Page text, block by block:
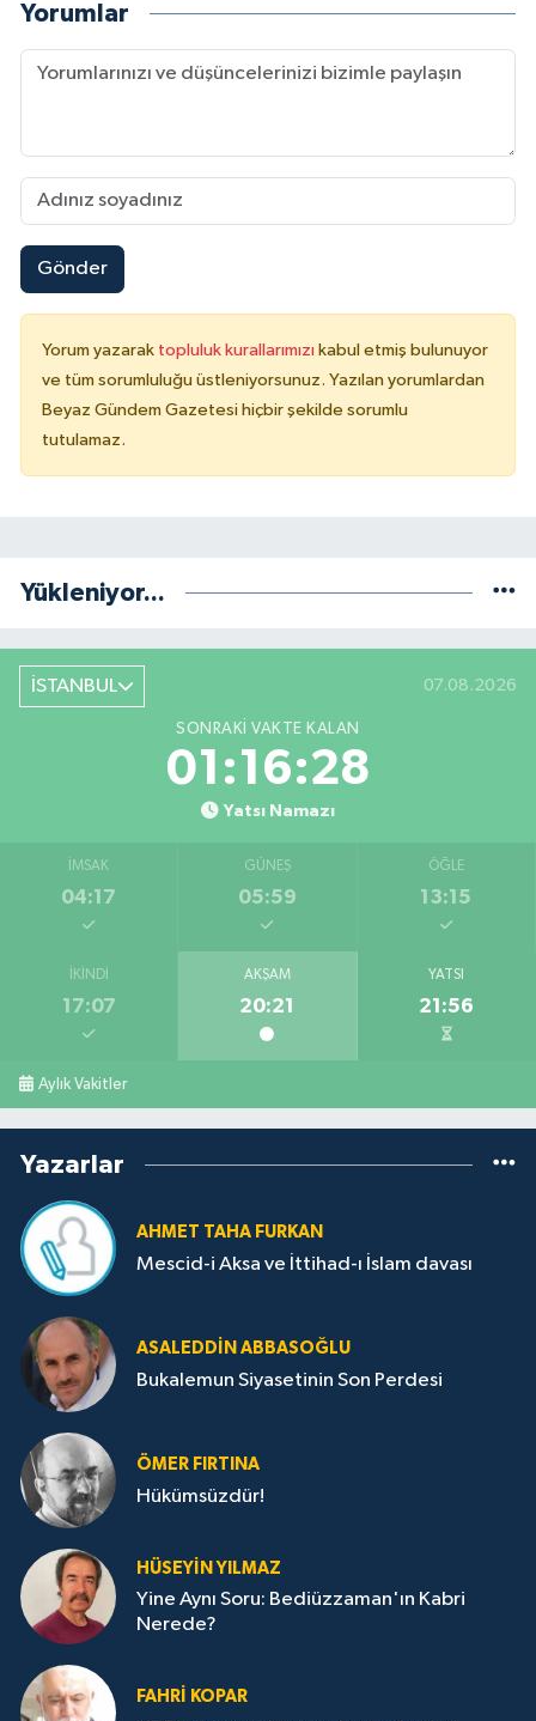
Yorumlar
Gönder
Yorum yazarak topluluk kurallarımızı kabul etmiş bulunuyor
ve tüm sorumluluğu üstleniyorsunuz. Yazılan yorumlardan
Beyaz Gündem Gazetesi hiçbir şekilde sorumlu
tutulamaz.
Yükleniyor...
İSTANBUL 07.08.2026
SONRAKI VAKTE KALAN
01:16:28
Yatsı Namazı
İMSAK
04:17
GÜNEŞ
05:59
ÖĞLE
13:15
İKINDI
17:07
AKŞAM
20:21
YATSI
21:56
Aylık Vakitler
Yazarlar
AHMET TAHA FURKAN
Mescid-i Aksa ve İttihad-ı İslam davası
ASALEDDIN ABBASOĞLU
Bukalemun Siyasetinin Son Perdesi
ÖMER FIRTINA
Hükümsüzdür!
HÜSEYIN YILMAZ
Yine Aynı Soru: Bediüzzaman'ın Kabri
Nerede?
FAHRI KOPAR